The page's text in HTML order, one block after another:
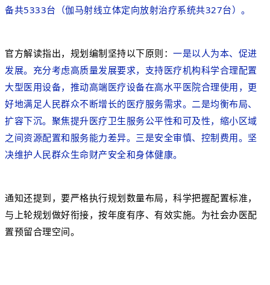
备共5333台（伽马射线立体定向放射治疗系统共327台）。
官方解读指出， 规划编制坚持以下原则： 一是以人为本、促进
发展。充分考虑高质量发展要求，支持医疗机构科学合理配置
大型医用设备，推动高端医疗设备在高水平医院合理使用，更
好地满足人民群众不断增长的医疗服务需求。二是均衡布局、
扩容下沉。聚焦提升医疗卫生服务公平性和可及性，缩小区域
之间资源配置和服务能力差异。三是安全审慎、控制费用。坚
决维护人民群众生命财产安全和身体健康。
通知还提到，要严格执行规划数量布局，科学把握配置标准，
与上轮规划做好衔接，按年度有序、有效实施。为社会办医配
置预留合理空间。